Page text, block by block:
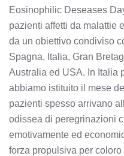
Eosinophilic Deseases
pazienti affetti da malattie
da un obiettivo condiviso
Spagna, Italia, Gran
Australia ed USA. In Italia
abbiamo istituito il mese
pazienti spesso arrivano
odissea di peregrinazioni
emotivamente ed
forza propulsiva per